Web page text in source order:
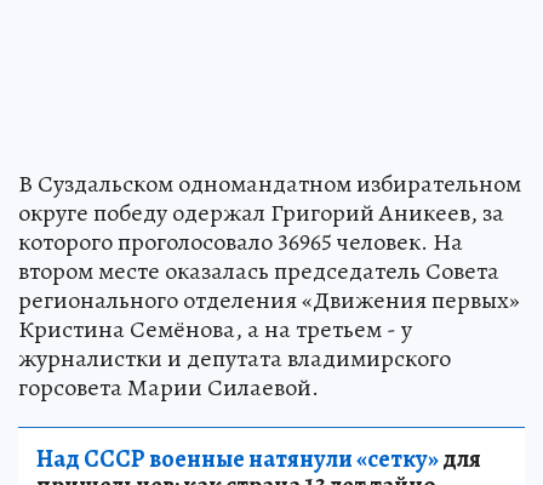
В Суздальском одномандатном избирательном
округе победу одержал Григорий Аникеев, за
которого проголосовало 36965 человек. На
втором месте оказалась председатель Совета
регионального отделения «Движения первых»
Кристина Семёнова, а на третьем - у
журналистки и депутата владимирского
горсовета Марии Силаевой.
Над СССР военные натянули «сетку»для